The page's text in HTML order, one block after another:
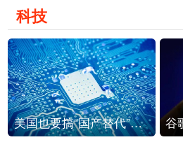
科技
美国也要搞“国产替代”？先算清三笔账